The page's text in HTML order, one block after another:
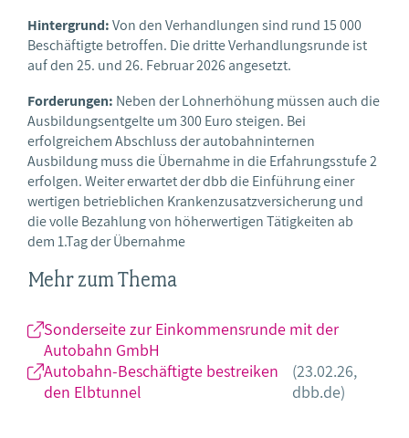
Hintergrund:Von den Verhandlungen sind rund 15 000
Beschäftigte betroffen. Die dritte Verhandlungsrunde ist
auf den 25. und 26. Februar 2026 angesetzt.
Forderungen: Neben der Lohnerhöhung müssen auch die
Ausbildungsentgelte um 300 Euro steigen. Bei
erfolgreichem Abschluss der autobahninternen
Ausbildung muss die Übernahme in die Erfahrungsstufe 2
erfolgen. Weiter erwartet der dbb die Einführung einer
wertigen betrieblichen Krankenzusatzversicherung und
die volle Bezahlung von höherwertigen Tätigkeiten ab
dem 1.Tag der Übernahme
Mehr zum Thema
Sonderseite zur Einkommensrunde mit der
Autobahn GmbH
Autobahn-Beschäftigte bestreiken
den Elbtunnel
(23.02.26,
dbb.de)